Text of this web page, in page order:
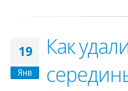
19
Янв
Как